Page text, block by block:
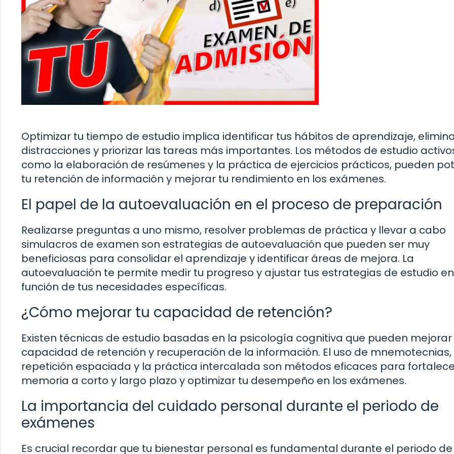
Optimizar tu tiempo de estudio implica identificar tus hábitos de aprendizaje,
distracciones y priorizar las tareas más importantes. Los métodos de estudio
como la elaboración de resúmenes y la práctica de ejercicios prácticos, pueden
tu retención de información y mejorar tu rendimiento en los exámenes.
El papel de la autoevaluación en el proceso de preparación
Realizarse preguntas a uno mismo, resolver problemas de práctica y llevar a cabo
simulacros de examen son estrategias de autoevaluación que pueden ser muy
beneficiosas para consolidar el aprendizaje y identificar áreas de mejora. La
autoevaluación te permite medir tu progreso y ajustar tus estrategias de estudio en
función de tus necesidades específicas.
¿Cómo mejorar tu capacidad de retención?
Existen técnicas de estudio basadas en la psicología cognitiva que pueden mejorar
capacidad de retención y recuperación de la información. El uso de mnemotecnias,
repetición espaciada y la práctica intercalada son métodos eficaces para
memoria a corto y largo plazo y optimizar tu desempeño en los exámenes.
La importancia del cuidado personal durante el periodo de
exámenes
Es crucial recordar que tu bienestar personal es fundamental durante el periodo de